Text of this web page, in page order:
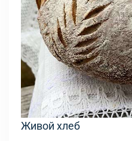
Живой хлеб